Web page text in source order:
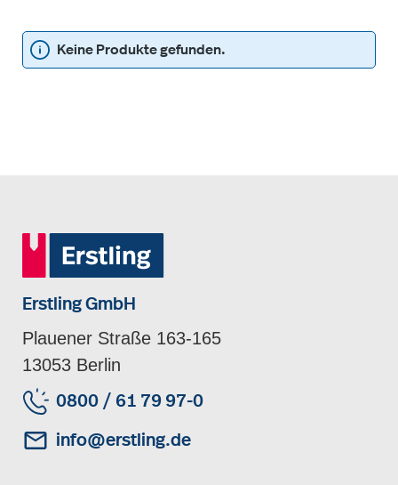
Keine Produkte gefunden.
Erstling GmbH
Plauener Straße 163-165
13053 Berlin
0800 / 61 79 97-0
info@erstling.de